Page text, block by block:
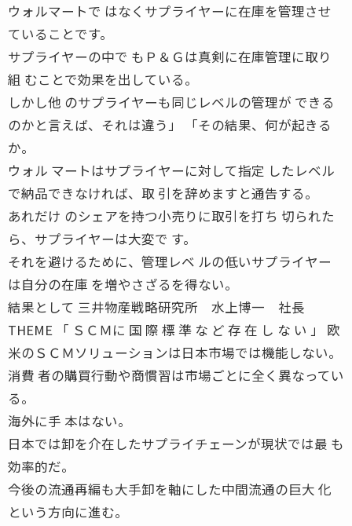
ウォルマートで はなくサプライヤーに在庫を管理させ
ていることです。
サプライヤーの中で もＰ＆Ｇは真剣に在庫管理に取り
組 むことで効果を出している。
しかし他 のサプライヤーも同じレベルの管理が できる
のかと言えば、それは違う」 「その結果、何が起きる
か。
ウォル マートはサプライヤーに対して指定 したレベル
で納品できなければ、取 引を辞めますと通告する。
あれだけ のシェアを持つ小売りに取引を打ち 切られた
ら、サプライヤーは大変で す。
それを避けるために、管理レベ ルの低いサプライヤー
は自分の在庫 を増やさざるを得ない。
結果として 三井物産戦略研究所 水上博一 社長
THEME 「 ＳＣＭに 国 際 標 準 な ど 存 在 し な い 」 欧
米のＳＣＭソリューションは日本市場では機能しない。
消費 者の購買行動や商慣習は市場ごとに全く異なってい
る。
海外に手 本はない。
日本では卸を介在したサプライチェーンが現状では最 も
効率的だ。
今後の流通再編も大手卸を軸にした中間流通の巨大 化
という方向に進む。